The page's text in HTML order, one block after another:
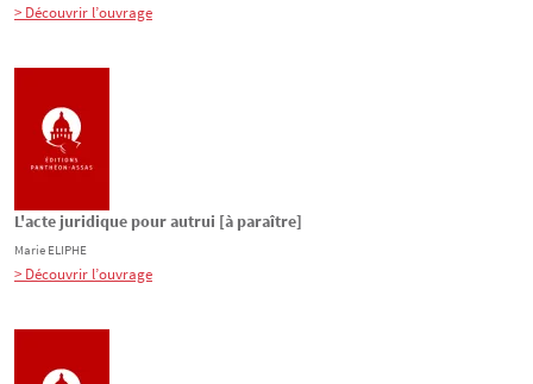
> Découvrir l’ouvrage
L'acte juridique pour autrui [à paraître]
Marie ELIPHE
> Découvrir l’ouvrage